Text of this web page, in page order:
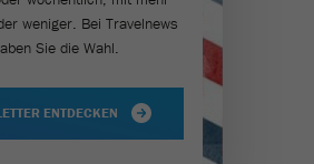
weniger. Bei Travel­news
Sie die Wahl.
ENTDECKEN